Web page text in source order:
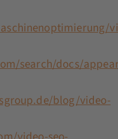
search/docs/
blog/video-